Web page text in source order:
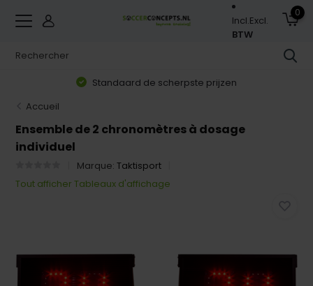
Incl.Excl.
BTW
0
Standaard de scherpste prijzen
Accueil
Ensemble de 2 chronomètres à dosage
individuel
Marque:Taktisport
Tout afficher Tableaux d'affichage